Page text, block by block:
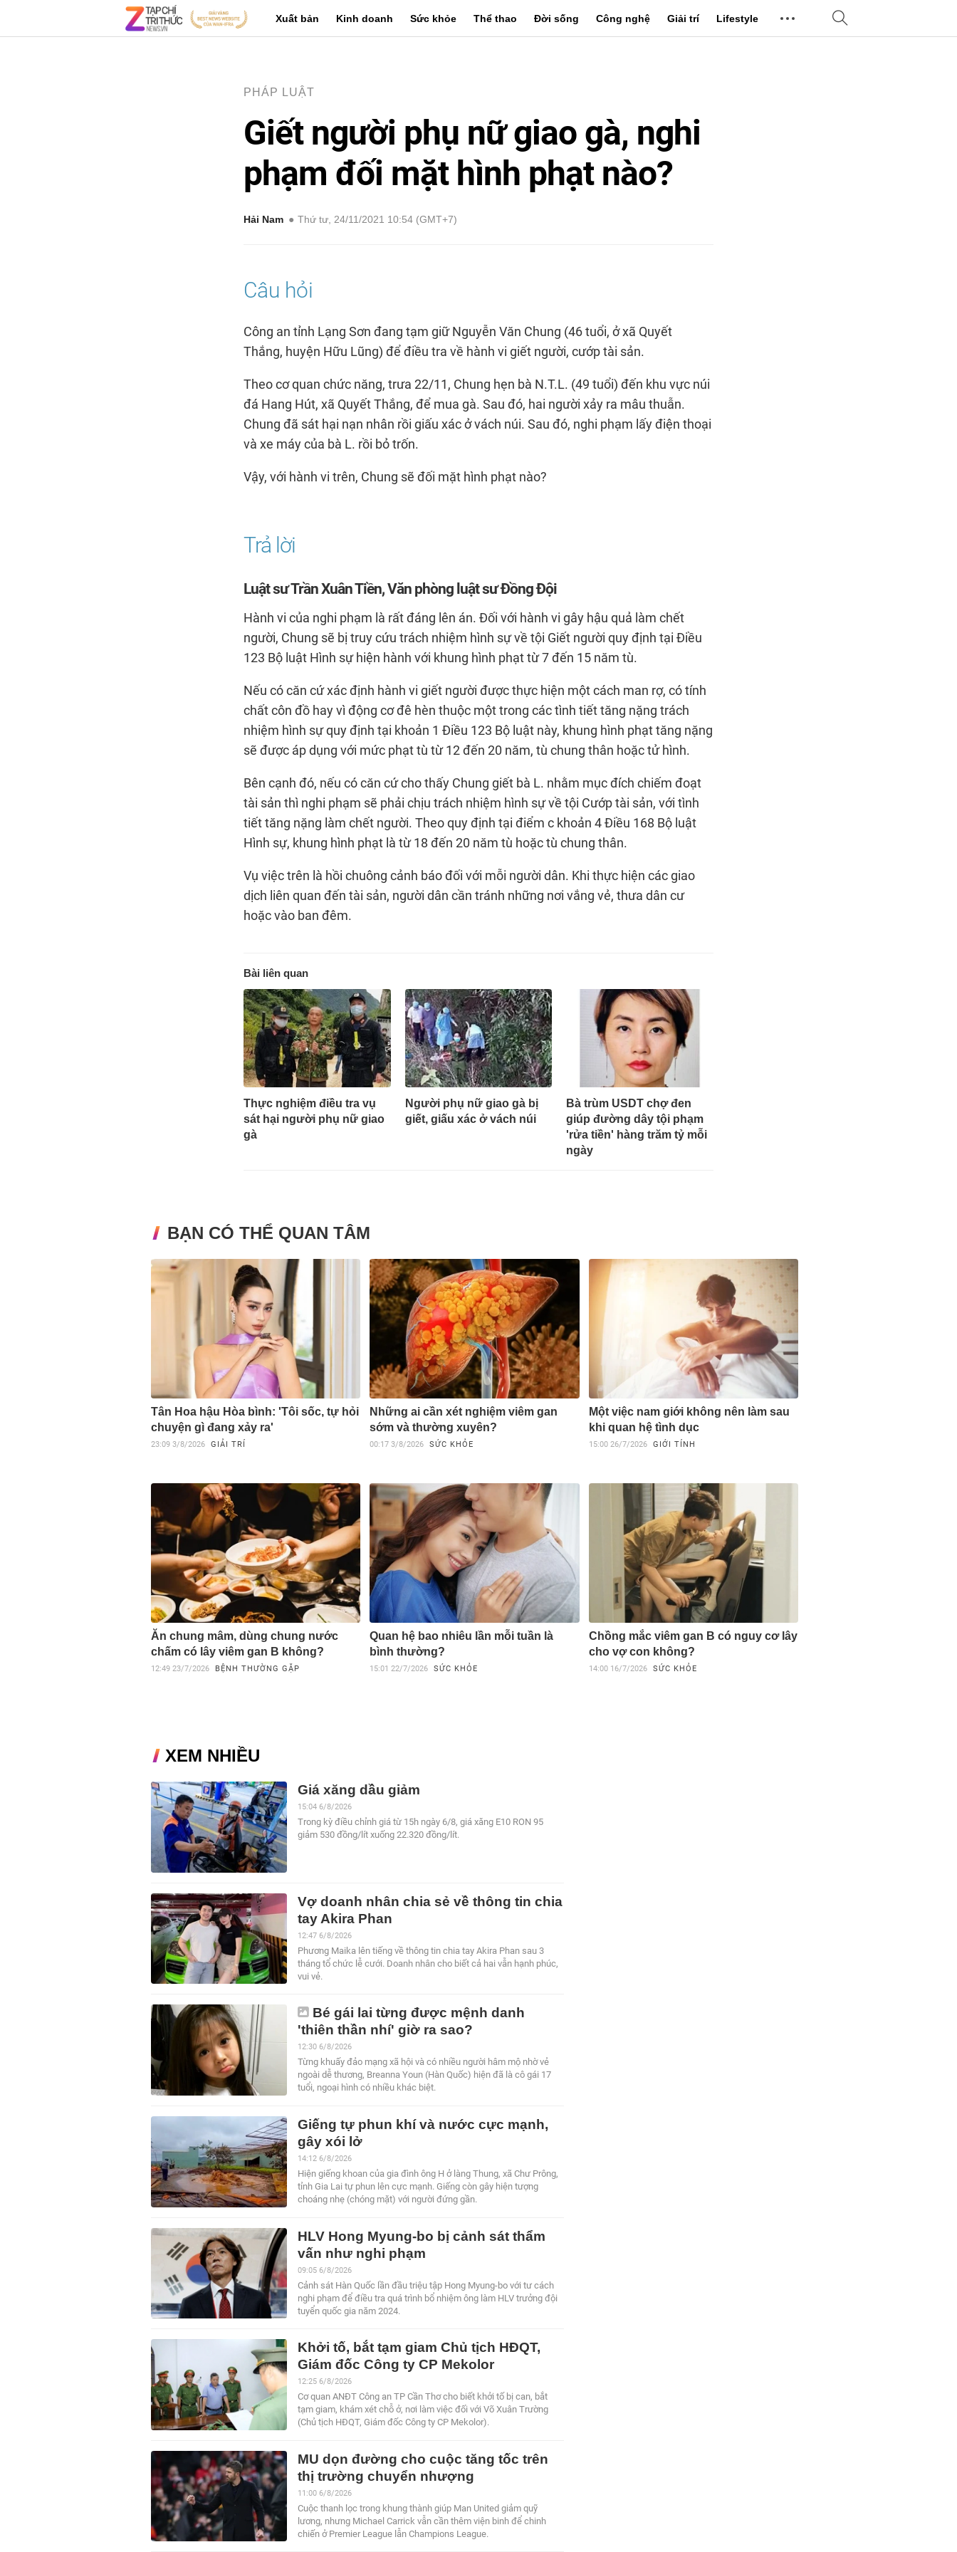
Xuất bản Kinh doanh Sức khỏe Thể thao Đời sống Công nghệ Giải trí Lifestyle
PHÁP LUẬT
Giết người phụ nữ giao gà, nghi
phạm đối mặt hình phạt nào?
Hải Nam Thứ tư, 24/11/2021 10:54 (GMT+7)
Công an tỉnh Lạng Sơn đang tạm giữ Nguyễn Văn Chung (46 tuổi, ở xã Quyết
Thắng, huyện Hữu Lũng) để điều tra về hành vi giết người, cướp tài sản.
Theo cơ quan chức năng, trưa 22/11, Chung hẹn bà N.T.L. (49 tuổi) đến khu vực núi
đá Hang Hút, xã Quyết Thắng, để mua gà. Sau đó, hai người xảy ra mâu thuẫn.
Chung đã sát hại nạn nhân rồi giấu xác ở vách núi. Sau đó, nghi phạm lấy điện thoại
và xe máy của bà L. rồi bỏ trốn.
Vậy, với hành vi trên, Chung sẽ đối mặt hình phạt nào?
Luật sư Trần Xuân Tiền, Văn phòng luật sư Đồng Đội
Hành vi của nghi phạm là rất đáng lên án. Đối với hành vi gây hậu quả làm chết
người, Chung sẽ bị truy cứu trách nhiệm hình sự về tội Giết người quy định tại Điều
123 Bộ luật Hình sự hiện hành với khung hình phạt từ 7 đến 15 năm tù.
Nếu có căn cứ xác định hành vi giết người được thực hiện một cách man rợ, có tính
chất côn đồ hay vì động cơ đê hèn thuộc một trong các tình tiết tăng nặng trách
nhiệm hình sự quy định tại khoản 1 Điều 123 Bộ luật này, khung hình phạt tăng nặng
sẽ được áp dụng với mức phạt tù từ 12 đến 20 năm, tù chung thân hoặc tử hình.
Bên cạnh đó, nếu có căn cứ cho thấy Chung giết bà L. nhằm mục đích chiếm đoạt
tài sản thì nghi phạm sẽ phải chịu trách nhiệm hình sự về tội Cướp tài sản, với tình
tiết tăng nặng làm chết người. Theo quy định tại điểm c khoản 4 Điều 168 Bộ luật
Hình sự, khung hình phạt là từ 18 đến 20 năm tù hoặc tù chung thân.
Vụ việc trên là hồi chuông cảnh báo đối với mỗi người dân. Khi thực hiện các giao
dịch liên quan đến tài sản, người dân cần tránh những nơi vắng vẻ, thưa dân cư
hoặc vào ban đêm.
Bài liên quan
Thực nghiệm điều tra vụ
sát hại người phụ nữ giao
gà
Người phụ nữ giao gà bị
giết, giấu xác ở vách núi
Bà trùm USDT chợ đen
giúp đường dây tội phạm
'rửa tiền' hàng trăm tỷ mỗi
ngày
BẠN CÓ THỂ QUAN TÂM
Tân Hoa hậu Hòa bình: 'Tôi sốc, tự hỏi
chuyện gì đang xảy ra'
23:09 3/8/2026 GIẢI TRÍ
Những ai cần xét nghiệm viêm gan
sớm và thường xuyên?
00:17 3/8/2026 SỨC KHỎE
Một việc nam giới không nên làm sau
khi quan hệ tình dục
15:00 26/7/2026 GIỚI TÍNH
Ăn chung mâm, dùng chung nước
chấm có lây viêm gan B không?
12:49 23/7/2026 BỆNH THƯỜNG GẶP
Quan hệ bao nhiêu lần mỗi tuần là
bình thường?
15:01 22/7/2026 SỨC KHỎE
Chồng mắc viêm gan B có nguy cơ lây
cho vợ con không?
14:00 16/7/2026 SỨC KHỎE
XEM NHIỀU
Giá xăng dầu giảm
15:04 6/8/2026
Trong kỳ điều chỉnh giá từ 15h ngày 6/8, giá xăng E10 RON 95
giảm 530 đồng/lít xuống 22.320 đồng/lít.
Vợ doanh nhân chia sẻ về thông tin chia
tay Akira Phan
12:47 6/8/2026
Phương Maika lên tiếng về thông tin chia tay Akira Phan sau 3
tháng tổ chức lễ cưới. Doanh nhân cho biết cả hai vẫn hạnh phúc,
vui vẻ.
Bé gái lai từng được mệnh danh
'thiên thần nhí' giờ ra sao?
12:30 6/8/2026
Từng khuấy đảo mạng xã hội và có nhiều người hâm mộ nhờ vẻ
ngoài dễ thương, Breanna Youn (Hàn Quốc) hiện đã là cô gái 17
tuổi, ngoại hình có nhiều khác biệt.
Giếng tự phun khí và nước cực mạnh,
gây xói lở
14:12 6/8/2026
Hiện giếng khoan của gia đình ông H ở làng Thung, xã Chư Prông,
tỉnh Gia Lai tự phun lên cực mạnh. Giếng còn gây hiện tượng
choáng nhẹ (chóng mặt) với người đứng gần.
HLV Hong Myung-bo bị cảnh sát thẩm
vấn như nghi phạm
09:05 6/8/2026
Cảnh sát Hàn Quốc lần đầu triệu tập Hong Myung-bo với tư cách
nghi phạm để điều tra quá trình bổ nhiệm ông làm HLV trưởng đội
tuyển quốc gia năm 2024.
Khởi tố, bắt tạm giam Chủ tịch HĐQT,
Giám đốc Công ty CP Mekolor
12:25 6/8/2026
Cơ quan ANĐT Công an TP Cần Thơ cho biết khởi tố bị can, bắt
tạm giam, khám xét chỗ ở, nơi làm việc đối với Võ Xuân Trường
(Chủ tịch HĐQT, Giám đốc Công ty CP Mekolor).
MU dọn đường cho cuộc tăng tốc trên
thị trường chuyển nhượng
11:00 6/8/2026
Cuộc thanh lọc trong khung thành giúp Man United giảm quỹ
lương, nhưng Michael Carrick vẫn cần thêm viện binh để chinh
chiến ở Premier League lẫn Champions League.